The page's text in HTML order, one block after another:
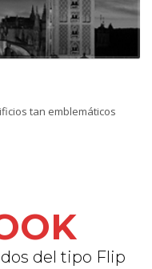
tan emblemáticos
del tipo Flip